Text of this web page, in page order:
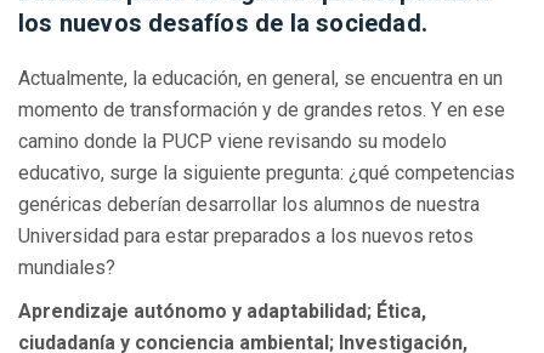
los nuevos desafíos de la sociedad.
Actualmente, la educación, en general, se encuentra en un
momento de transformación y de grandes retos. Y en ese
camino donde la PUCP viene revisando su modelo
educativo, surge la siguiente pregunta: ¿qué competencias
genéricas deberían desarrollar los alumnos de nuestra
Universidad para estar preparados a los nuevos retos
mundiales?
Aprendizaje autónomo y adaptabilidad; Ética,
ciudadanía y conciencia ambiental; Investigación,